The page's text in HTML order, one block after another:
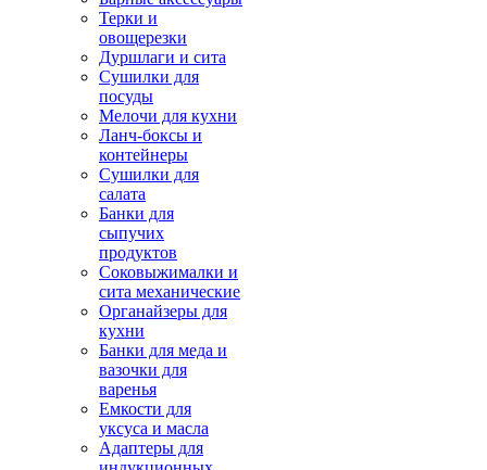
Терки и
овощерезки
Дуршлаги и сита
Сушилки для
посуды
Мелочи для кухни
Ланч-боксы и
контейнеры
Сушилки для
салата
Банки для
сыпучих
продуктов
Соковыжималки и
сита механические
Органайзеры для
кухни
Банки для меда и
вазочки для
варенья
Емкости для
уксуса и масла
Адаптеры для